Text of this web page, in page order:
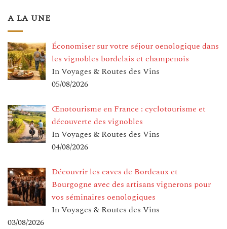
A LA UNE
Économiser sur votre séjour oenologique dans
les vignobles bordelais et champenois
In Voyages & Routes des Vins
05/08/2026
Œnotourisme en France : cyclotourisme et
découverte des vignobles
In Voyages & Routes des Vins
04/08/2026
Découvrir les caves de Bordeaux et
Bourgogne avec des artisans vignerons pour
vos séminaires oenologiques
In Voyages & Routes des Vins
03/08/2026